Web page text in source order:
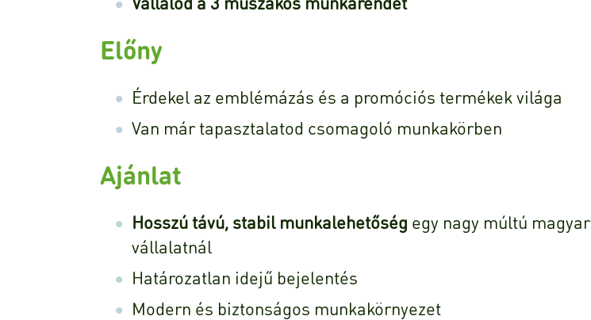
Előny
Érdekel az emblémázás és a promóciós termékek világa
Van már tapasztalatod csomagoló munkakörben
Ajánlat
Hosszú távú, stabil munkalehetőség egy nagy múltú magyar
vállalatnál
Határozatlan idejű bejelentés
Modern és biztonságos munkakörnyezet